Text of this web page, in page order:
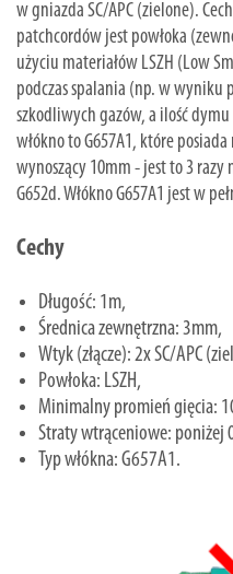
w gniazda SC/APC (zielone).
patchcordów jest powłoka
użyciu materiałów LSZH (Low
podczas spalania (np. w wyniku
szkodliwych gazów, a ilość
włókno to G657A1, które
wynoszący 10mm - jest to 3
G652d. Włókno G657A1 jest w
Cechy
Długość: 1m,
Średnica zewnętrzna: 3mm,
Wtyk (złącze): 2x SC/APC
Powłoka: LSZH,
Minimalny promień gięcia:
Straty wtrąceniowe: poniżej
Typ włókna: G657A1.